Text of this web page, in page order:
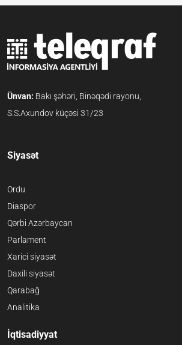
Ünvan: Bakı şəhəri, Binəqədi rayonu,
S.S.Axundov küçəsi 31/23
Siyasət
Ordu
Diaspor
Qərbi Azərbaycan
Parlament
Xarici siyasət
Daxili siyasət
Qarabağ
Analitika
İqtisadiyyat